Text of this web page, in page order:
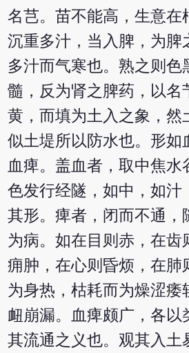
名芑。苗不能高，生意在
沉重多汁，当入脾，为脾
多汁而气寒也。熟之则色
髓，反为肾之脾药，以名
黄，而填为土入之象，然
似土堤所以防水也。形如
血痺。盖血者，取中焦水
色发行经隧，如中，如汁
其形。痺者，闭而不通，
为病。如在目则赤，在齿
痈肿，在心则昏烦，在肺
为身热，枯耗而为燥涩痿
衄崩漏。血痺颇广，各以
其流通之义也。观其入土